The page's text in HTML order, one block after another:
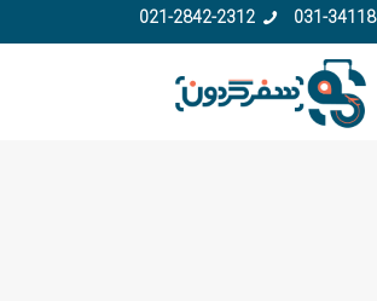
031-34118
021-2842-2312